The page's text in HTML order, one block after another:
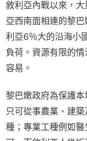
敘利亞內戰以來，大
亞西南面相連的黎
利亞6％大的沿海小
負荷。資源有限的
容易。
黎巴嫩政府為保護
只可從事農業、建
種；專業工種例如